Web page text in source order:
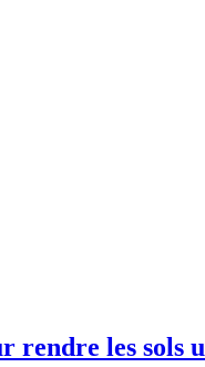
les sols